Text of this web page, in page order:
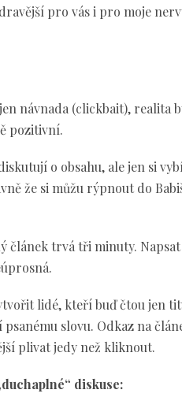
pro vás i pro moje
návnada (clickbait), realita
pozitivní.
o obsahu, ale jen si
že si můžu rýpnout do
článek trvá tři minuty.
lidé, kteří buď čtou jen
slovu. Odkaz na
plivat jedy než kliknout.
diskuse: